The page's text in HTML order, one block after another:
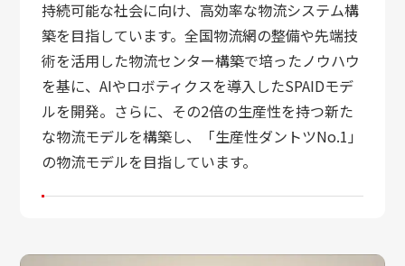
持続可能な社会に向け、高効率な物流システム構
築を目指しています。全国物流網の整備や先端技
術を活用した物流センター構築で培ったノウハウ
を基に、AIやロボティクスを導入したSPAIDモデ
ルを開発。さらに、その2倍の生産性を持つ新た
な物流モデルを構築し、「生産性ダントツNo.1」
の物流モデルを目指しています。